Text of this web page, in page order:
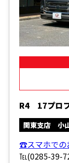
R4 17プロ
関東支店 小
☎スマホでの
℡(0285-39-